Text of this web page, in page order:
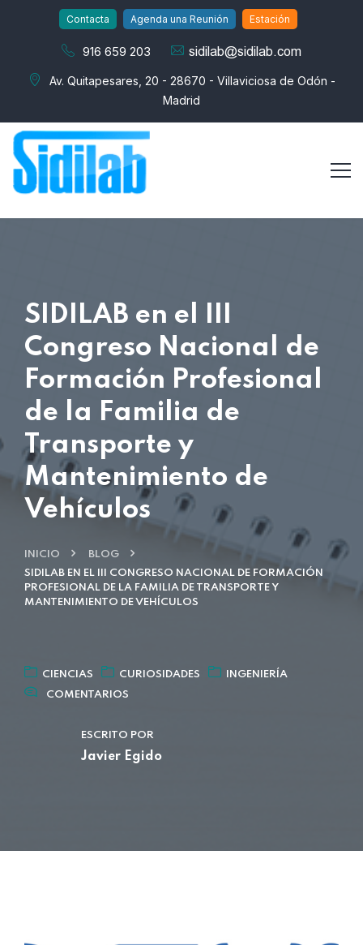
Contacta Agenda una Reunión Estación
916 659 203
Av. Quitapesares, 20 - 28670 - Villaviciosa de Odón -
Madrid
SIDILAB en el III
Congreso Nacional de
Formación Profesional
de la Familia de
Transporte y
Mantenimiento de
Vehículos
INICIO
BLOG
SIDILAB EN EL III CONGRESO NACIONAL DE FORMACIÓN
PROFESIONAL DE LA FAMILIA DE TRANSPORTE Y
MANTENIMIENTO DE VEHÍCULOS
CIENCIAS CURIOSIDADES
INGENIERÍA
COMENTARIOS
ESCRITO POR
Javier Egido